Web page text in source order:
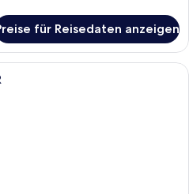
für Reisedaten anzeigen
1 Schlafzimmer, hochwertige